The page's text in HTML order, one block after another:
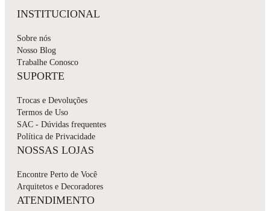
INSTITUCIONAL
Sobre nós
Nosso Blog
Trabalhe Conosco
SUPORTE
Trocas e Devoluções
Termos de Uso
SAC - Dúvidas frequentes
Política de Privacidade
NOSSAS LOJAS
Encontre Perto de Você
Arquitetos e Decoradores
ATENDIMENTO